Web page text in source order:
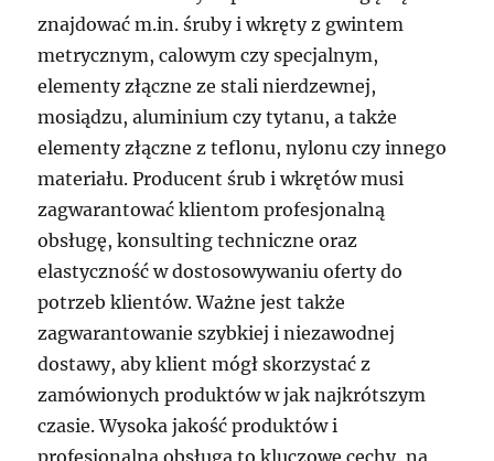
znajdować m.in. śruby i wkręty z gwintem
metrycznym, calowym czy specjalnym,
elementy złączne ze stali nierdzewnej,
mosiądzu, aluminium czy tytanu, a także
elementy złączne z teflonu, nylonu czy innego
materiału. Producent śrub i wkrętów musi
zagwarantować klientom profesjonalną
obsługę, konsulting techniczne oraz
elastyczność w dostosowywaniu oferty do
potrzeb klientów. Ważne jest także
zagwarantowanie szybkiej i niezawodnej
dostawy, aby klient mógł skorzystać z
zamówionych produktów w jak najkrótszym
czasie. Wysoka jakość produktów i
profesjonalna obsługa to kluczowe cechy, na